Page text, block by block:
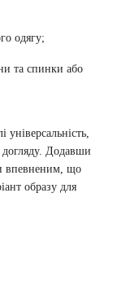
одягу;
та спинки або
догляду. Додавши
впевненим, що
образу для